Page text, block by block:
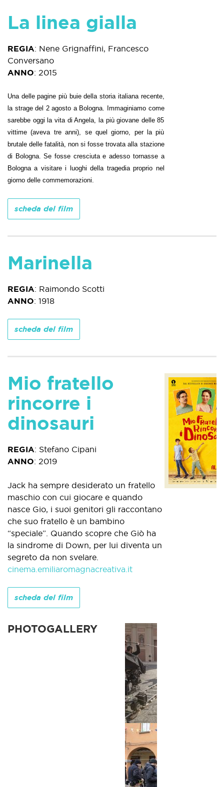
La linea gialla
REGIA: Nene Grignaffini, Francesco
Conversano
ANNO: 2015
Una delle pagine più buie della storia italiana recente,
la strage del 2 agosto a Bologna. Immaginiamo come
sarebbe oggi la vita di Angela, la più giovane delle 85
vittime (aveva tre anni), se quel giorno, per la più
brutale delle fatalità, non si fosse trovata alla stazione
di Bologna. Se fosse cresciuta e adesso tornasse a
Bologna a visitare i luoghi della tragedia proprio nel
giorno delle commemorazioni.
scheda del film
Marinella
REGIA: Raimondo Scotti
ANNO: 1918
scheda del film
Mio fratello
rincorre i
dinosauri
REGIA: Stefano Cipani
ANNO: 2019
Jack ha sempre desiderato un fratello
maschio con cui giocare e quando
nasce Gio, i suoi genitori gli raccontano
che suo fratello è un bambino
“speciale”. Quando scopre che Giò ha
la sindrome di Down, per lui diventa un
segreto da non svelare.
cinema.emiliaromagnacreativa.it
scheda del film
PHOTOGALLERY